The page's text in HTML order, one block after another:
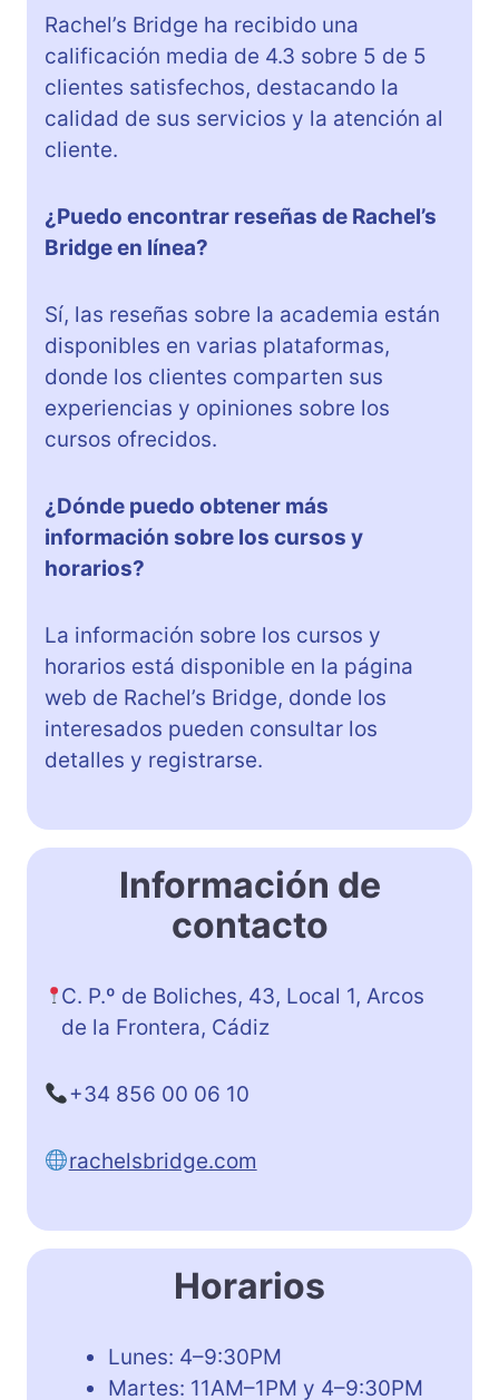
Rachel’s Bridge ha recibido una
calificación media de 4.3 sobre 5 de 5
clientes satisfechos, destacando la
calidad de sus servicios y la atención al
cliente.
¿Puedo encontrar reseñas de Rachel’s
Bridge en línea?
Sí, las reseñas sobre la academia están
disponibles en varias plataformas,
donde los clientes comparten sus
experiencias y opiniones sobre los
cursos ofrecidos.
¿Dónde puedo obtener más
información sobre los cursos y
horarios?
La información sobre los cursos y
horarios está disponible en la página
web de Rachel’s Bridge, donde los
interesados pueden consultar los
detalles y registrarse.
Información de
contacto
C. P.º de Boliches, 43, Local 1, Arcos
de la Frontera, Cádiz
+34 856 00 06 10
rachelsbridge.com
Horarios
Lunes: 4–9:30PM
Martes: 11AM–1PM y 4–9:30PM